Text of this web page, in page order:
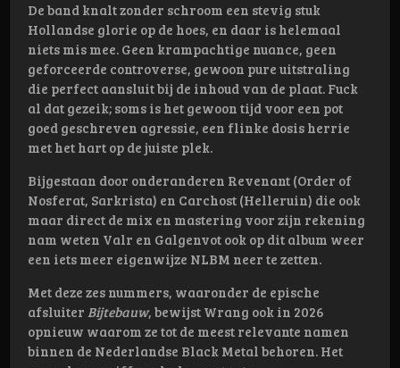
De band knalt zonder schroom een stevig stuk
Hollandse glorie op de hoes, en daar is helemaal
niets mis mee. Geen krampachtige nuance, geen
geforceerde controverse, gewoon pure uitstraling
die perfect aansluit bij de inhoud van de plaat. Fuck
al dat gezeik; soms is het gewoon tijd voor een pot
goed geschreven agressie, een flinke dosis herrie
met het hart op de juiste plek.
Bijgestaan door onderanderen Revenant (Order of
Nosferat, Sarkrista) en Carchost (Helleruin) die ook
maar direct de mix en mastering voor zijn rekening
nam weten Valr en Galgenvot ook op dit album weer
een iets meer eigenwijze NLBM neer te zetten.
Met deze zes nummers, waaronder de epische
afsluiter Bijtebauw, bewijst Wrang ook in 2026
opnieuw waarom ze tot de meest relevante namen
binnen de Nederlandse Black Metal behoren. Het